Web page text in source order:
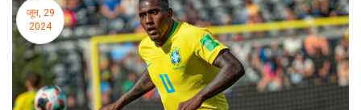
जून, 29
2024